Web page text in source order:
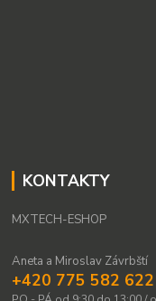
KONTAKTY
MXTECH-ESHOP
Aneta a Miroslav Závrbští
+420 775 582